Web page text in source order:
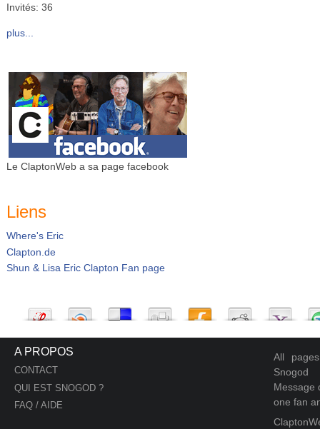
Invités: 36
plus...
Le ClaptonWeb a sa page facebook
Liens
Where's Eric
Clapton.de
Shun & Lisa Eric Clapton Fan page
A PROPOS
CONTACT
QUI EST SNOGOD ?
FAQ / AIDE
All
Snogod
Message
one fan